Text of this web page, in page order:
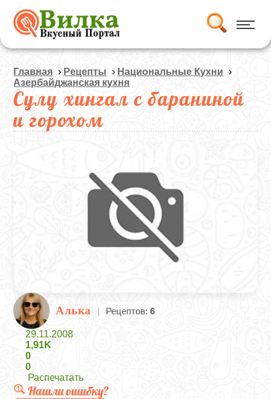
Главная › Рецепты › Национальные Кухни ›
Азербайджанская кухня
Сулу хингал с бараниной
и горохом
Алька | Рецептов: 6
29.11.2008
1,91K
0
0
Распечатать
Нашли ошибку?